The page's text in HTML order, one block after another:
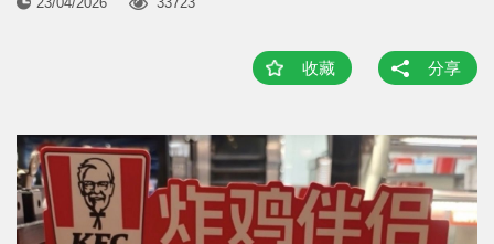
收藏 分享